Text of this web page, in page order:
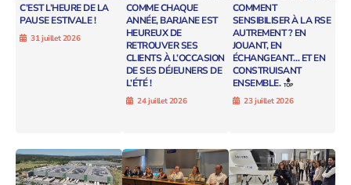
C’EST L’HEURE DE LA
PAUSE ESTIVALE !
31 juillet 2026
COMME CHAQUE
ANNÉE, BARJANE EST
HEUREUX DE
RETROUVER SES
CLIENTS À L’OCCASION
DE SES DÉJEUNERS DE
L’ÉTÉ !
24 juillet 2026
COMMENT
SENSIBILISER À LA RSE
AUTREMENT ? EN
JOUANT, EN
ÉCHANGEANT… ET EN
CONSTRUISANT
ENSEMBLE.
23 juillet 2026